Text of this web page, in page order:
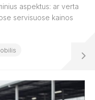
aspektus: ar verta
servisuose kainos